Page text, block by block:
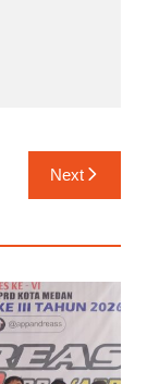
Next